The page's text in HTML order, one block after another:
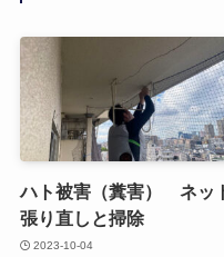
ハト被害（糞害） ネッ
張り直しと掃除
2023-10-04